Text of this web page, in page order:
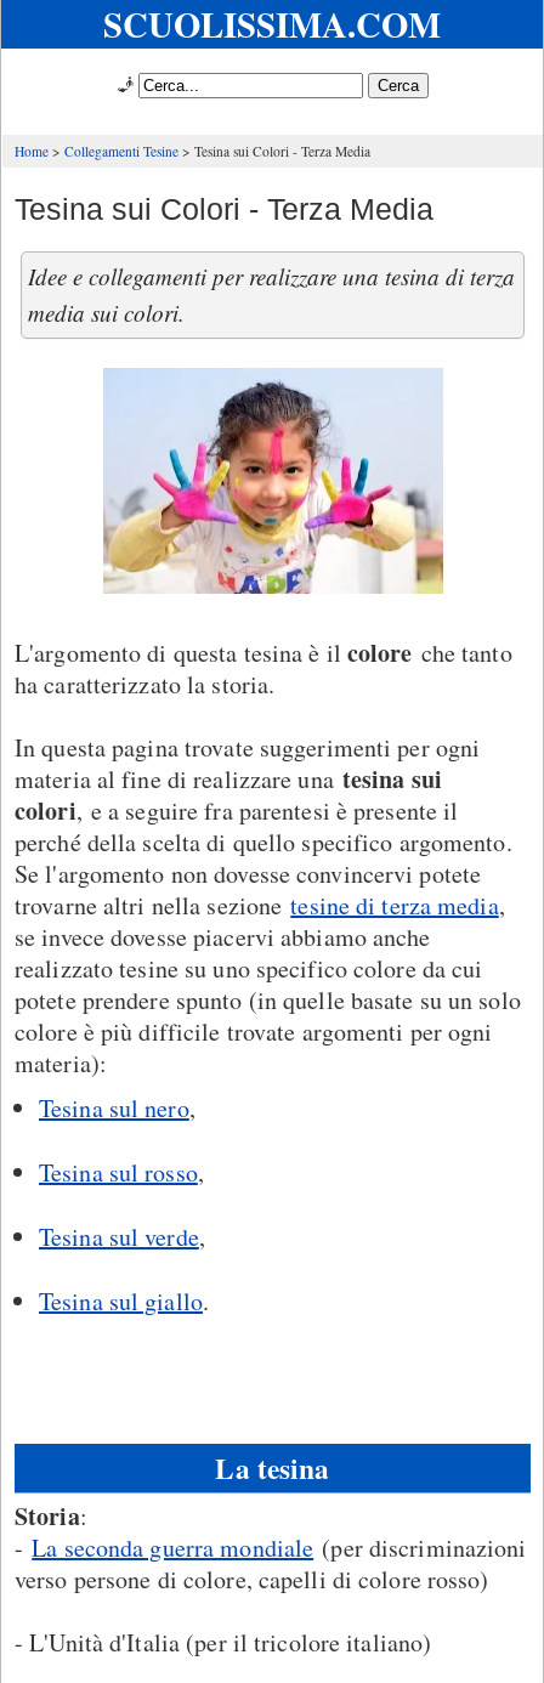
SCUOLISSIMA.COM
🧞
Home Collegamenti Tesine Tesina sui Colori - Terza Media
Tesina sui Colori - Terza Media
Idee e collegamenti per realizzare una tesina di terza
media sui colori.
L'argomento di questa tesina è il colore che tanto
ha caratterizzato la storia.
In questa pagina trovate suggerimenti per ogni
materia al fine di realizzare una tesina sui
colori, e a seguire fra parentesi è presente il
perché della scelta di quello specifico argomento.
Se l'argomento non dovesse convincervi potete
trovarne altri nella sezionetesine di terza media,
se invece dovesse piacervi abbiamo anche
realizzato tesine su uno specifico colore da cui
potete prendere spunto (in quelle basate su un solo
colore è più difficile trovate argomenti per ogni
materia):
Tesina sul nero,
Tesina sul rosso,
Tesina sul verde,
Tesina sul giallo.
La tesina
Storia:
-La seconda guerra mondiale (per discriminazioni
verso persone di colore, capelli di colore rosso)
- L'Unità d'Italia (per il tricolore italiano)